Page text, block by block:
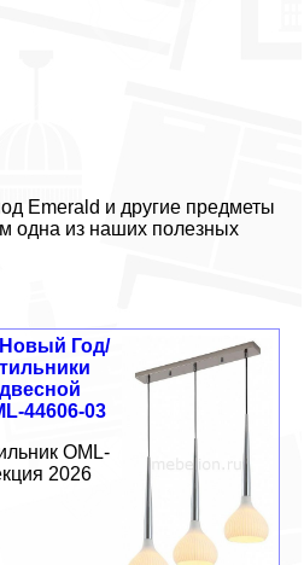
Emerald и другие предметы
одна из наших полезных
Год/
44606-03
OML-
2026